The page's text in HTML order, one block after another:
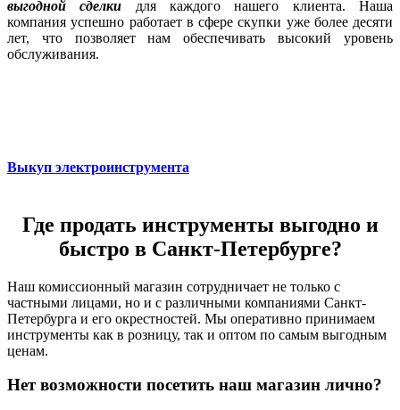
выгодной сделки для каждого нашего клиента. Наша
компания успешно работает в сфере скупки уже более десяти
лет, что позволяет нам обеспечивать высокий уровень
обслуживания.
Выкуп электроинструмента
Где продать инструменты выгодно и
быстро в Санкт-Петербурге?
Наш комиссионный магазин сотрудничает не только с
частными лицами, но и с различными компаниями Санкт-
Петербурга и его окрестностей. Мы оперативно принимаем
инструменты как в розницу, так и оптом по самым выгодным
ценам.
Нет возможности посетить наш магазин лично?